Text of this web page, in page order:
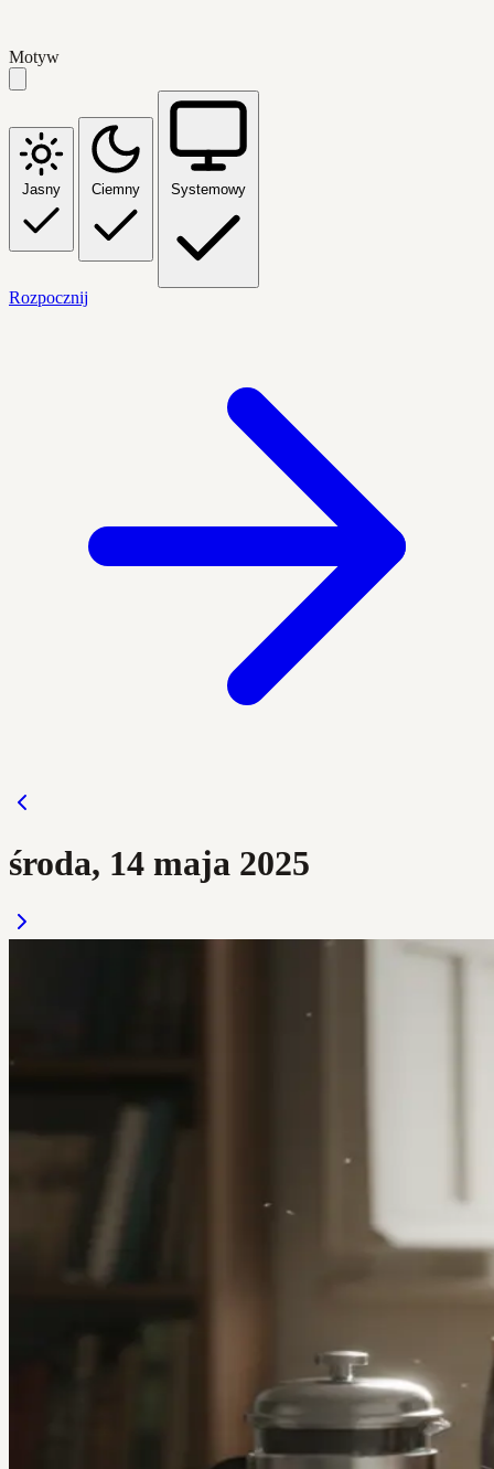
Motyw
Jasny Ciemny Systemowy
Rozpocznij
środa, 14 maja 2025